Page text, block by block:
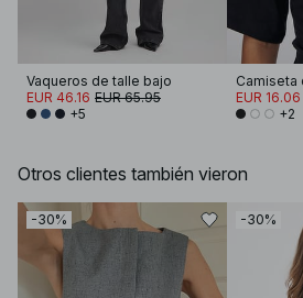
Vaqueros de talle bajo
EUR 46.16 EUR 65.95
+5
EUR 16.06
+2
Otros clientes también vieron
-30% -30%